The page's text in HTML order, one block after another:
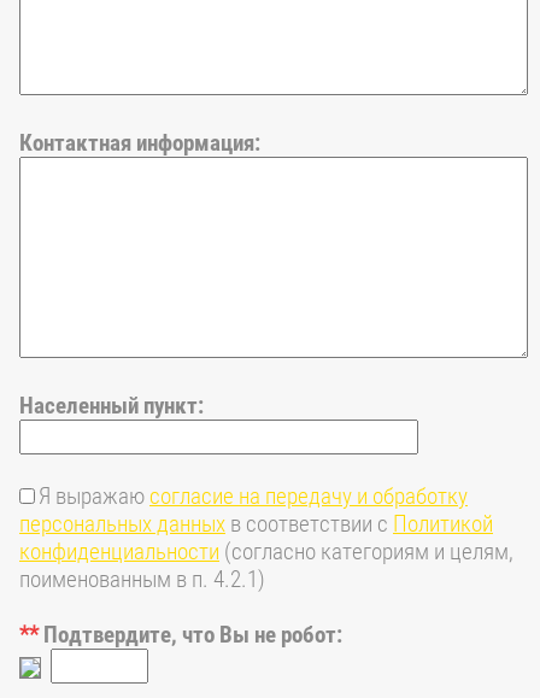
Контактная информация:
Населенный пункт:
Я выражаю согласие на передачу и обработку
персональных данных в соответствии с Политикой
конфиденциальности (согласно категориям и целям,
поименованным в п. 4.2.1)
** Подтвердите, что Вы не робот: